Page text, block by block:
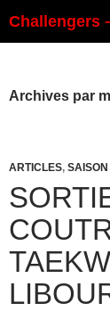
au
Challengers
Archives par
ARTICLES,